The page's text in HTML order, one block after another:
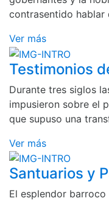
contrasentido hablar
Ver más
Testimonios
Durante tres siglos
impusieron sobre el
que supuso una
Ver más
Santuarios y
El esplendor